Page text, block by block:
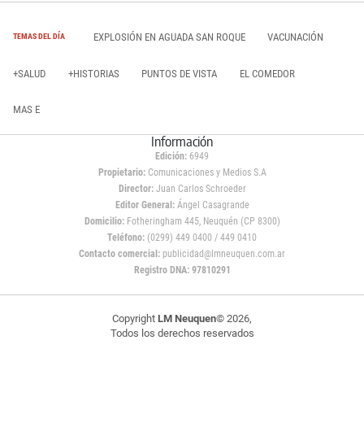
TEMAS DEL DÍA EXPLOSIÓN EN AGUADA SAN ROQUE VACUNACIÓN
+SALUD +HISTORIAS PUNTOS DE VISTA EL COMEDOR
MAS E
Información
Edición: 6949
Propietario:Comunicaciones y Medios S.A
Director: Juan Carlos Schroeder
Editor General:Ángel Casagrande
Domicilio:Fotheringham 445, Neuquén (CP 8300)
Teléfono: (0299) 449 0400 / 449 0410
Contacto comercial: publicidad@lmneuquen.com.ar
Registro DNA: 97810291
Copyright LM Neuquen© 2026,
Todos los derechos reservados